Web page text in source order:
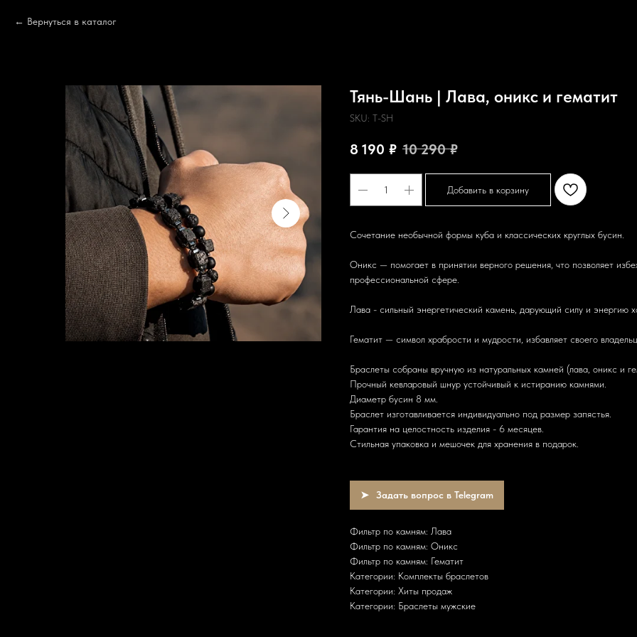
Вернуться в каталог
Тянь-Шань | Лава, оникс и гематит
SKU: T-SH
8 190 ₽ 10 290 ₽
Добавить в корзину
Сочетание необычной формы куба и классических круглых бусин.
Оникс — помогает в принятии верного решения, что позволяет
профессиональной сфере.
Лава - сильный энергетический камень, дарующий силу и энергию
Гематит — символ храбрости и мудрости, избавляет своего
Браслеты собраны вручную из натуральных камней (лава, оникс и
Прочный кевларовый шнур устойчивый к истиранию камнями.
Диаметр бусин 8 мм.
Браслет изготавливается индивидуально под размер запястья.
Гарантия на целостность изделия - 6 месяцев.
Стильная упаковка и мешочек для хранения в подарок.
Задать вопрос в Telegram
Фильтр по камням: Лава
Фильтр по камням: Оникс
Фильтр по камням: Гематит
Категории: Комплекты браслетов
Категории: Хиты продаж
Категории: Браслеты мужские